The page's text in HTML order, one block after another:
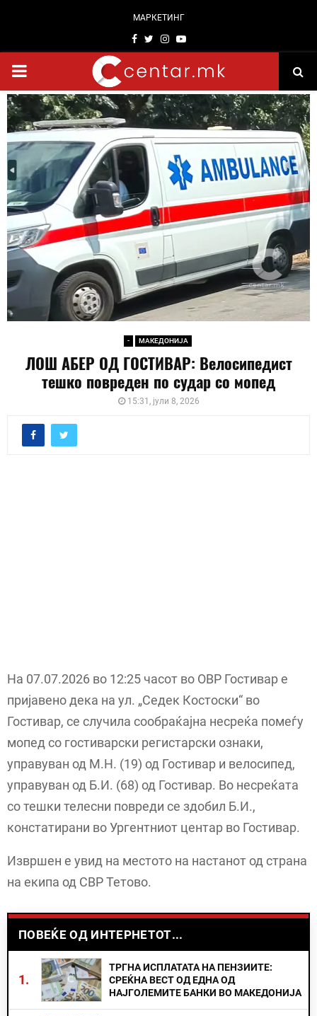
МАРКЕТИНГ
Facebook
TwitterInstagram
Youtube
PRIMARY
MENU
- МАКЕДОНИЈА
ЛОШ АБЕР ОД ГОСТИВАР: Велосипедист
тешко повреден по судар со мопед
15:31, јули 8, 2026
На 07.07.2026 во 12:25 часот во ОВР Гостивар е
пријавено дека на ул. „Седек Костоски“ во
Гостивар, се случила сообраќајна несреќа помеѓу
мопед со гостиварски регистарски ознаки,
управуван од М.Н. (19) од Гостивар и велосипед,
управуван од Б.И. (68) од Гостивар. Во несреќата
со тешки телесни повреди се здобил Б.И.,
констатирани во Ургентниот центар во Гостивар.
Извршен е увид на местото на настанот од страна
на екипа од СВР Тетово.
ПОВЕЌЕ ОД ИНТЕРНЕТОТ...
1.
ТРГНА ИСПЛАТАТА НА ПЕНЗИИТЕ:
СРЕЌНА ВЕСТ ОД ЕДНА ОД
НАЈГОЛЕМИТЕ БАНКИ ВО МАКЕДОНИЈА